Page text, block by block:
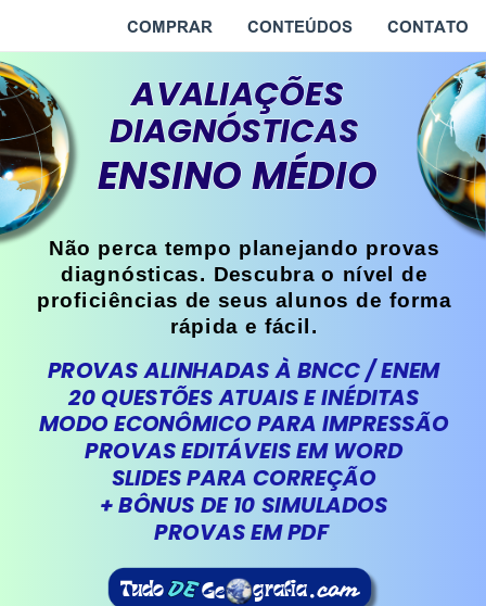
COMPRAR CONTEÚDOS CONTATO
PROVAS ALINHADAS À BNCC / ENEM
20 QUESTÕES ATUAIS E INÉDITAS
MODO ECONÔMICO PARA IMPRESSÃO
PROVAS EDITÁVEIS EM WORD
SLIDES PARA CORREÇÃO
+ BÔNUS DE 10 SIMULADOS
PROVAS EM PDF
AVALIAÇÕES
DIAGNÓSTICAS
AVALIAÇÕES
DIAGNÓSTICAS
ENSINO MÉDIO
ENSINO MÉDIO
TudoDE
DEGe grafia.com
Não perca tempo planejando provas
diagnósticas. Descubra o nível de
proficiências de seus alunos de forma
rápida e fácil.